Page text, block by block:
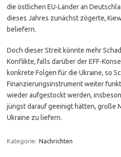
die östlichen EU-Länder an
dieses Jahres zunächst zögerte,
beliefern.
Doch dieser Streit könnte mehr
Konflikte, falls darüber der EFF-
konkrete Folgen für die Ukraine, so
Finanzierungsinstrument weiter
wieder aufgestockt werden,
jüngst darauf geeinigt hätten, große
Ukraine zu liefern.
Kategorie: Nachrichten